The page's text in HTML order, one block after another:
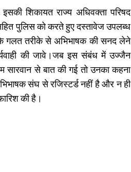
शिकायत राज्य अधिवक्ता परिषद
पुलिस को करते हुए दस्तावेज उपलब्ध
गलत तरीके से अभिभाषक की सनद लेने
की जावे।जब इस संबंध में उज्जैन
से बात की गई तो उनका कहना
संघ से रजिस्टर्ड नहीं है और न ही
की है।